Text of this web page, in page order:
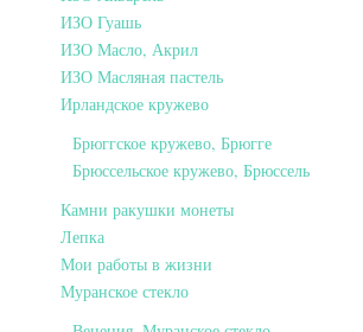
ИЗО Гуашь
ИЗО Масло, Акрил
ИЗО Масляная пастель
Ирландское кружево
Брюггское кружево, Брюгге
Брюссельское кружево, Брюссель
Камни ракушки монеты
Лепка
Мои работы в жизни
Муранское стекло